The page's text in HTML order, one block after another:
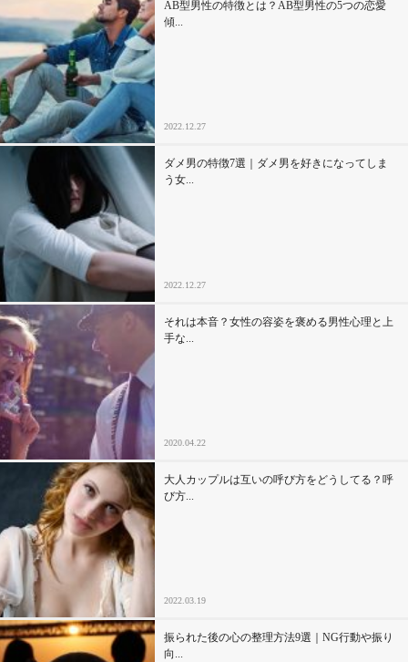
AB型男性の特徴とは？AB型男性の5つの恋愛
傾...
2022.12.27
ダメ男の特徴7選｜ダメ男を好きになってしま
う女...
2022.12.27
それは本音？女性の容姿を褒める男性心理と上
手な...
2020.04.22
大人カップルは互いの呼び方をどうしてる？呼
び方...
2022.03.19
振られた後の心の整理方法9選｜NG行動や振り
向...